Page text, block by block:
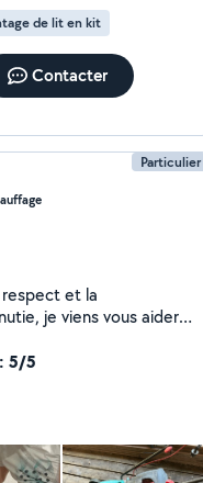
de lit en kit
Contacter
Particulier
et la
ainsi que pour
bricolage. Mais aussi
tout en échangeant
5/5